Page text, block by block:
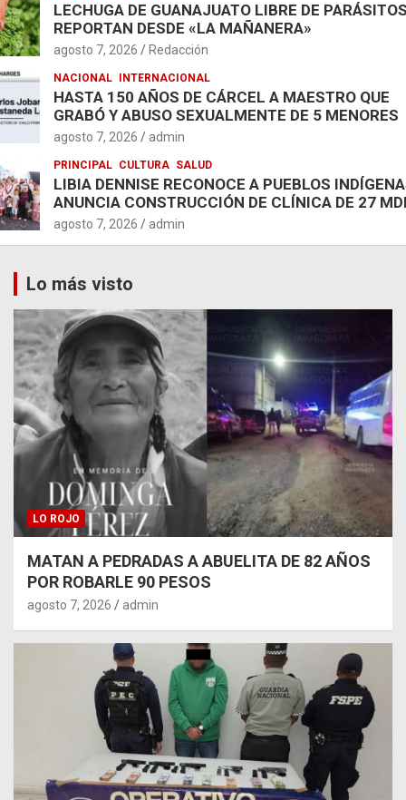
LECHUGA DE GUANAJUATO LIBRE DE
REPORTAN DESDE «LA MAÑANERA»
agosto 7, 2026 Redacción
NACIONAL INTERNACIONAL
HASTA 150 AÑOS DE CÁRCEL A MAESTRO QUE
GRABÓ Y ABUSO SEXUALMENTE DE 5 MENORES
agosto 7, 2026 admin
PRINCIPAL CULTURA SALUD
LIBIA DENNISE RECONOCE A PUEBLOS
ANUNCIA CONSTRUCCIÓN DE CLÍNICA DE 27
agosto 7, 2026 admin
Lo más visto
LO ROJO
MATAN A PEDRADAS A ABUELITA DE 82 AÑOS
POR ROBARLE 90 PESOS
agosto 7, 2026 admin